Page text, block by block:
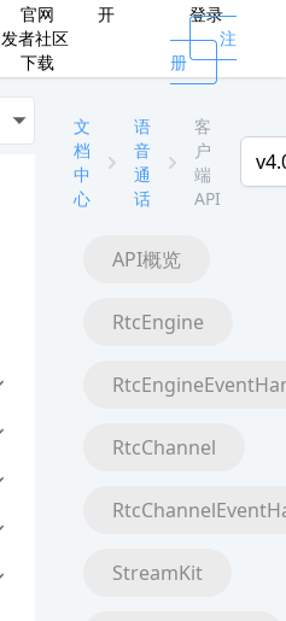
官网
开
发者社区
下载
登录
注
册
文
档
中
心
语
音
通
话
客
户
端
API
API概览
RtcEngine
RtcChannel
StreamKit